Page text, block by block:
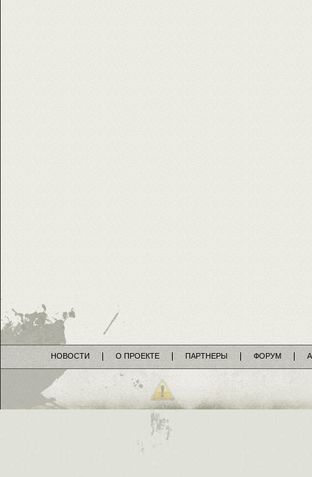
НОВОСТИ О ПРОЕКТЕ ПАРТНЕРЫ ФОРУМ